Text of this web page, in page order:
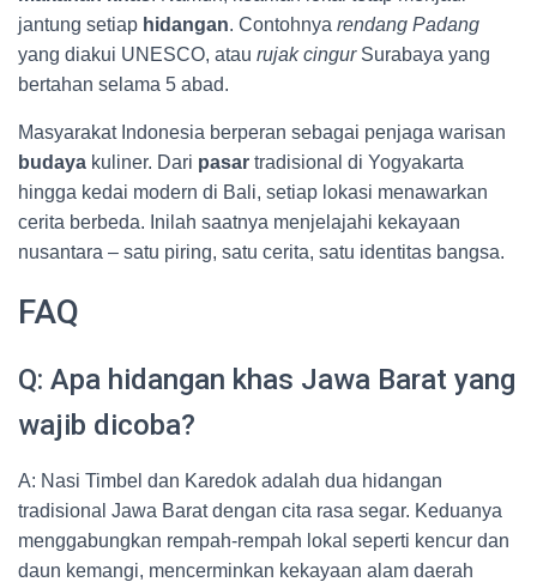
jantung setiap hidangan. Contohnya rendang Padang
yang diakui UNESCO, atau rujak cingurSurabaya yang
bertahan selama 5 abad.
Masyarakat Indonesia berperan sebagai penjaga warisan
budaya kuliner. Dari pasar tradisional di Yogyakarta
hingga kedai modern di Bali, setiap lokasi menawarkan
cerita berbeda. Inilah saatnya menjelajahi kekayaan
nusantara – satu piring, satu cerita, satu identitas bangsa.
FAQ
Q: Apa hidangan khas Jawa Barat yang
wajib dicoba?
A: Nasi Timbel dan Karedok adalah dua hidangan
tradisional Jawa Barat dengan cita rasa segar. Keduanya
menggabungkan rempah-rempah lokal seperti kencur dan
daun kemangi, mencerminkan kekayaan alam daerah